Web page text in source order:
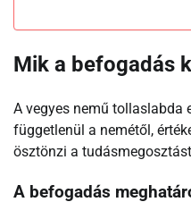
Mik a befogadás
A vegyes nemű tollaslabda
függetlenül a nemétől,
ösztönzi a
A befogadás